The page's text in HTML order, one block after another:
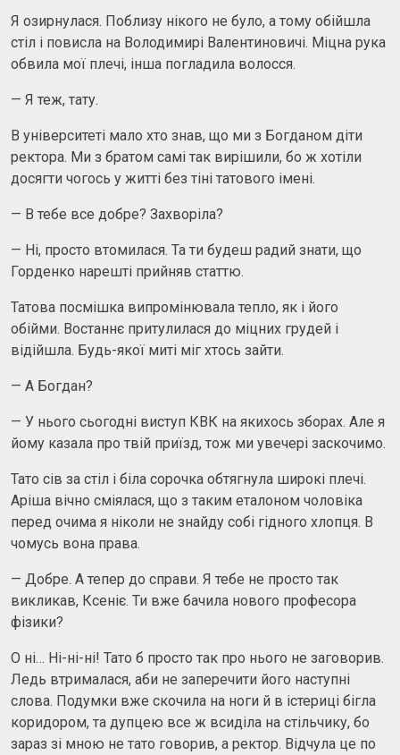
Я озирнулася. Поблизу нікого не було, а тому обійшла
стіл і повисла на Володимирі Валентиновичі. Міцна рука
обвила мої плечі, інша погладила волосся.
— Я теж, тату.
В університеті мало хто знав, що ми з Богданом діти
ректора. Ми з братом самі так вирішили, бо ж хотіли
досягти чогось у житті без тіні татового імені.
— В тебе все добре? Захворіла?
— Ні, просто втомилася. Та ти будеш радий знати, що
Горденко нарешті прийняв статтю.
Татова посмішка випромінювала тепло, як і його
обійми. Востаннє притулилася до міцних грудей і
відійшла. Будь-якої миті міг хтось зайти.
— А Богдан?
— У нього сьогодні виступ КВК на якихось зборах. Але я
йому казала про твій приїзд, тож ми увечері заскочимо.
Тато сів за стіл і біла сорочка обтягнула широкі плечі.
Аріша вічно сміялася, що з таким еталоном чоловіка
перед очима я ніколи не знайду собі гідного хлопця. В
чомусь вона права.
— Добре. А тепер до справи. Я тебе не просто так
викликав, Ксеніє. Ти вже бачила нового професора
фізики?
О ні… Ні-ні-ні! Тато б просто так про нього не заговорив.
Ледь втрималася, аби не заперечити його наступні
слова. Подумки вже скочила на ноги й в істериці бігла
коридором, та дупцею все ж всиділа на стільчику, бо
зараз зі мною не тато говорив, а ректор. Відчула це по